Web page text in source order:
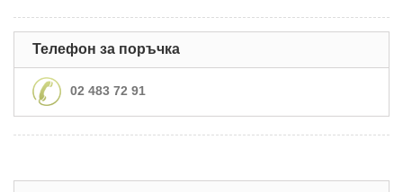
Телефон за поръчка
02 483 72 91